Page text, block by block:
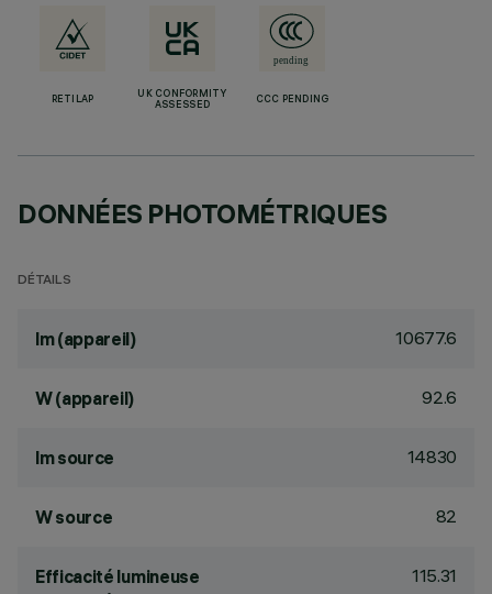
RETILAP
UK CONFORMITY
ASSESSED
CCC PENDING
DONNÉES PHOTOMÉTRIQUES
DÉTAILS
lm (appareil) 10677.6
W (appareil) 92.6
lm source 14830
W source 82
Efficacité lumineuse
115.31